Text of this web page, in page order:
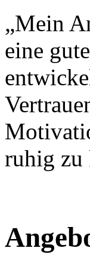
„Mein
eine
ruhig zu